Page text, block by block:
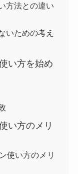
方法との違い
いための考え
い方を始め
い方のメリ
使い方のメリ